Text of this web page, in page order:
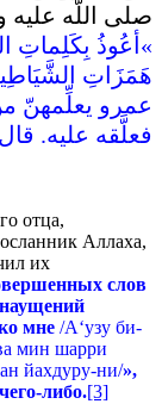
صلى اللّه
»‏أعُوذُ بِكَلِماتِ
هَمَزَاتِ
عمرو يعلِّمهنّ
فعلَّقه عليه‏.‏
отца,
Аллаха,
их
слов
мне /А‘узу би-
мин шарри
йахдуру-ни/»,
либо.[3]